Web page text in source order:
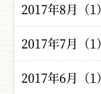
2017年8月（1）
2017年7月（1）
2017年6月（1）